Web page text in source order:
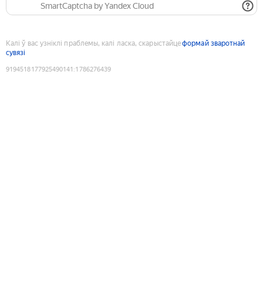
SmartCaptcha by Yandex Cloud
Калі ў вас узніклі праблемы, калі ласка, скарыстайцеформай зваротнай
сувязі
9194518177925490141 :1786276439